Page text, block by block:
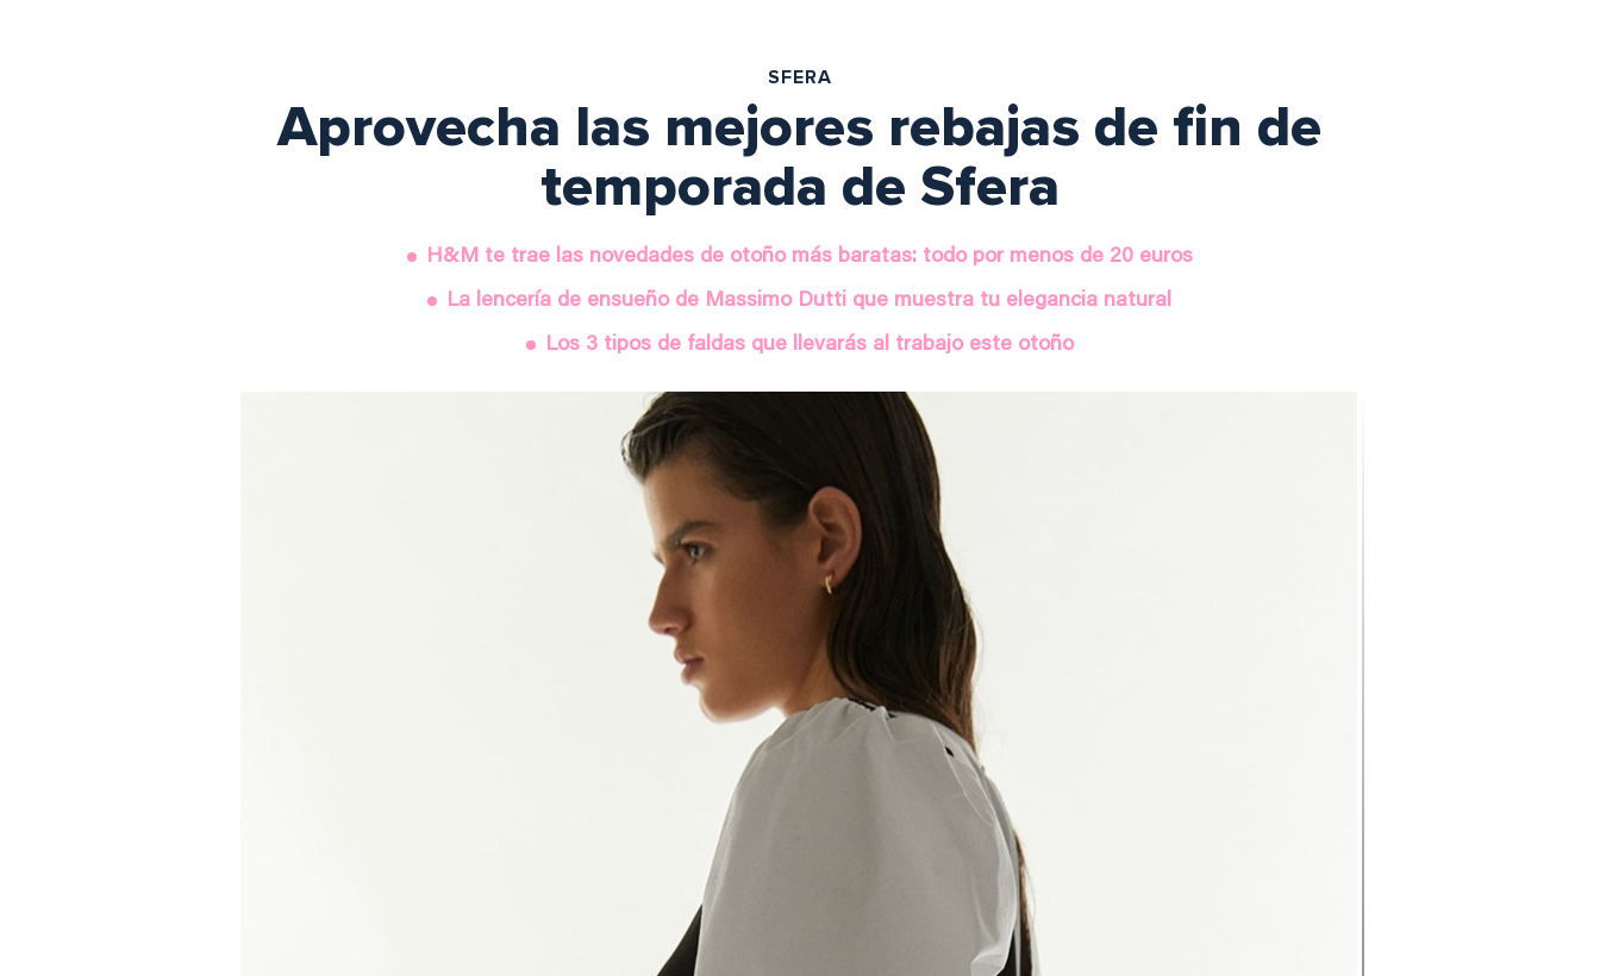
SFERA
Aprovecha las mejores rebajas de fin de
temporada de Sfera
H&M te trae las novedades de otoño más baratas: todo por menos de 20 euros
La lencería de ensueño de Massimo Dutti que muestra tu elegancia natural
Los 3 tipos de faldas que llevarás al trabajo este otoño